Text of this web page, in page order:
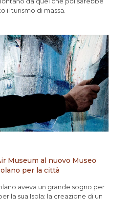
il turismo di massa.
Museum al nuovo Museo
per la città
aveva un grande sogno per
la sua Isola: la creazione di un